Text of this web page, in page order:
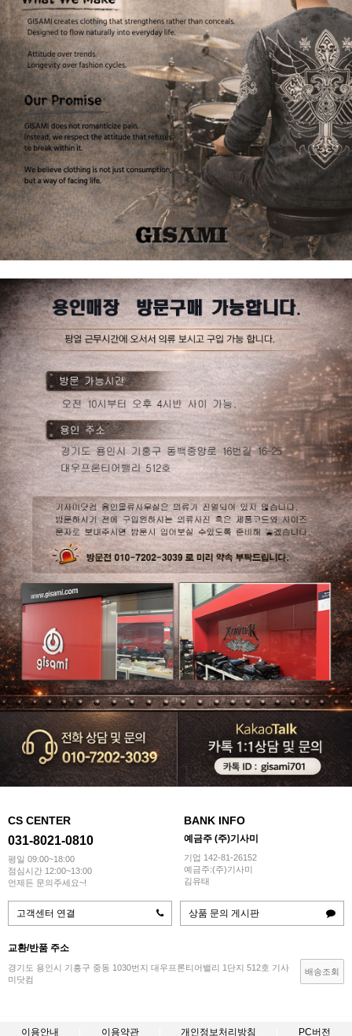
CS CENTER
031-8021-0810
평일 09:00~18:00
점심시간 12:00~13:00
언제든 문의주세요~!
BANK INFO
예금주 (주)기사미
기업 142-81-26152
예금주:(주)기사미
김유태
고객센터 연결 상품 문의 게시판
교환/반품 주소
경기도 용인시 기흥구 중동 1030번지 대우프론티어밸리 1단지 512호 기사
미닷컴
배송조회
이용안내 이용약관 개인정보처리방침 PC버전